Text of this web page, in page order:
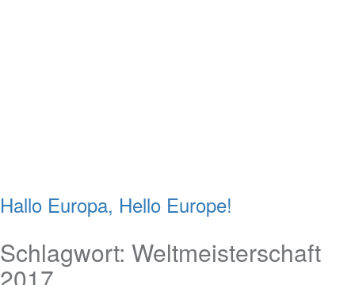
Hallo Europa, Hello Europe!
Schlagwort: Weltmeisterschaft
2017